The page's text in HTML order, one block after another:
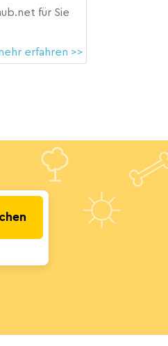
für Sie
erfahren >>